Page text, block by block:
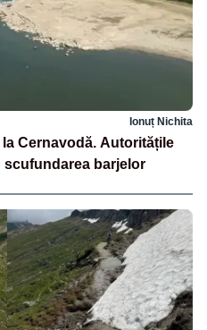
Ionuț Nichita
Cernavodă. Autoritățile
barjelor